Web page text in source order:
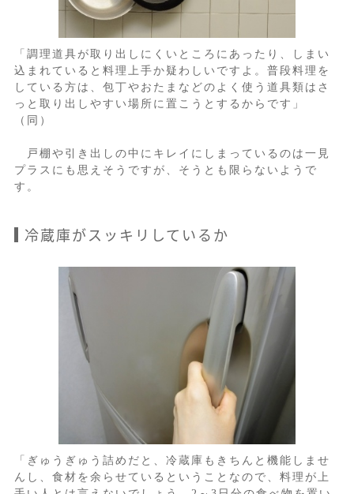
「調理道具が取り出しにくいところにあったり、しまい
込まれていると料理上手か疑わしいですよ。普段料理を
している方は、包丁やおたまなどのよく使う道具類はさ
っと取り出しやすい場所に置こうとするからです」
（同）
戸棚や引き出しの中にキレイにしまっているのは一見
プラスにも思えそうですが、そうとも限らないようで
す。
冷蔵庫がスッキリしているか
「ぎゅうぎゅう詰めだと、冷蔵庫もきちんと機能しませ
んし、食材を余らせているということなので、料理が上